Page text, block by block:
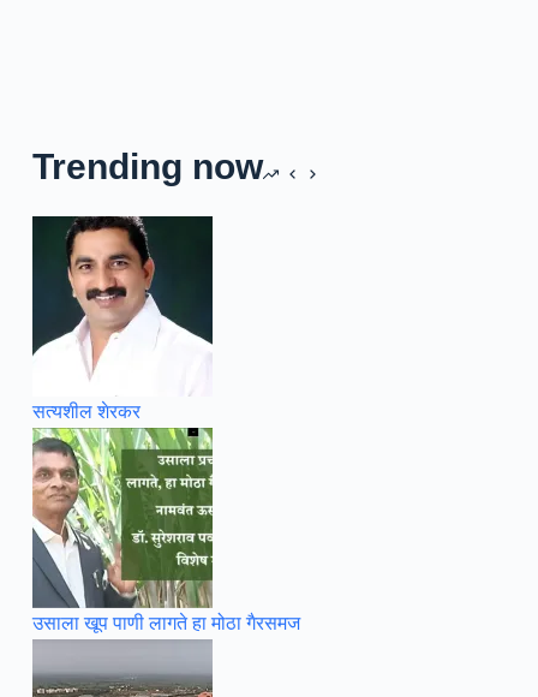
Trending now
सत्यशील शेरकर
उसाला खूप पाणी लागते हा मोठा गैरसमज